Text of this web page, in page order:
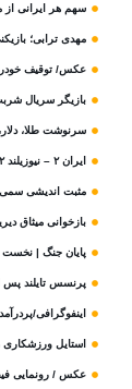
سهم هر ایرانی از
مهدی ترابی؛
عکس/ توقیف
بازیگر سریال شربت زغال‌
سرنوشت طلا،
ایران ۲ – نیوزیلند ۲ | زورمان به ضعیف‌ترین تیم جهام جهانی نرسید!
مثبت‌ اندیشی سمی
بازخوانی میثاق
پایان جنگ | نخست
پرنسس تایلند پس از سه
اینفوگرافی/پردرآمدترین
استایل
عکس / رونمایی فیفا